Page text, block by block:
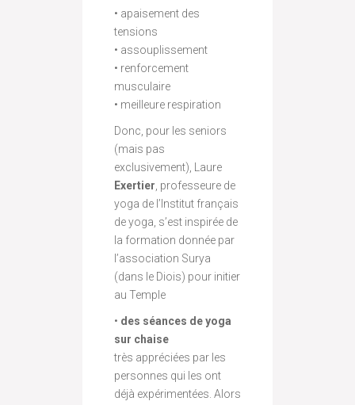
• apaisement des
tensions
• assouplissement
• renforcement
musculaire
• meilleure respiration
Donc, pour les seniors
(mais pas
exclusivement), Laure
Exertier, professeure de
yoga de l’Institut français
de yoga, s’est inspirée de
la formation donnée par
l’association Surya
(dans le Diois) pour initier
au Temple
• des séances de yoga
sur chaise
très appréciées par les
personnes qui les ont
déjà expérimentées. Alors